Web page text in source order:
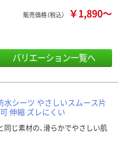
販売価格（税込） ￥1,890～
バリエーション一覧へ
水シーツ やさしいスムース片
伸縮 ズレにくい
同じ素材の、滑らかでやさしい肌